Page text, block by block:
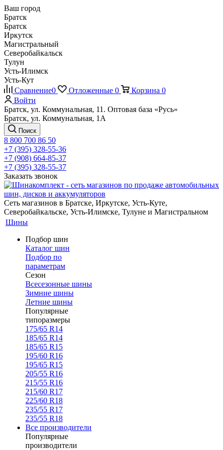
Ваш город
Братск
Братск
Иркутск
Магистральный
Северобайкальск
Тулун
Усть-Илимск
Усть-Кут
Сравнение0 Отложенные 0 Корзина 0
Войти
Братск, ул. Коммунальная, 11. Оптовая база «Русь»
Братск, ул. Коммунальная, 1А
Поиск
8 800 700 86 50
+7 (395) 328-55-36
+7 (908) 664-85-37
+7 (395) 328-55-37
Заказать звонок
Сеть магазинов в Братске, Иркутске, Усть-Куте,
Северобайкальске, Усть-Илимске, Тулуне и Магистральном
Шины
Подбор шин
Каталог шин
Подбор по
параметрам
Сезон
Всесезонные шины
Зимние шины
Летние шины
Популярные
типоразмеры
175/65 R14
185/65 R14
185/65 R15
195/60 R16
195/65 R15
205/55 R16
215/55 R16
215/60 R17
225/60 R18
235/55 R17
235/55 R18
Все производители
Популярные
производители